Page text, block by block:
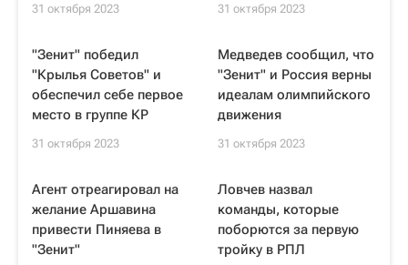
31 октября 2023 31 октября 2023
"Зенит" победил
"Крылья Советов" и
обеспечил себе первое
место в группе КР
31 октября 2023
Медведев сообщил, что
"Зенит" и Россия верны
идеалам олимпийского
движения
31 октября 2023
Агент отреагировал на
желание Аршавина
привести Пиняева в
"Зенит"
Ловчев назвал
команды, которые
поборются за первую
тройку в РПЛ